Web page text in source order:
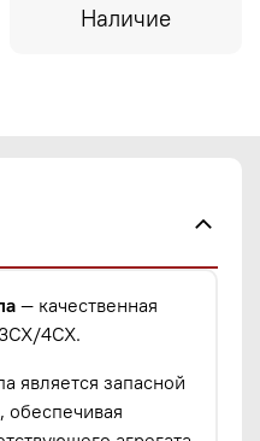
Наличие
— качественная
4CX.
является запасной
обеспечивая